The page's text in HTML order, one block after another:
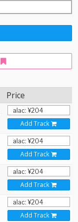
Price
Add Track
Add Track
Add Track
Add Track